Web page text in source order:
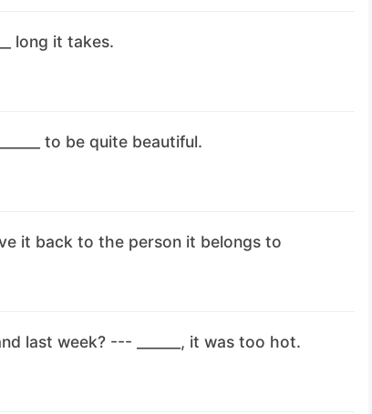
long it takes.
to be quite beautiful.
it back to the person it belongs to
last week? --- ______, it was too hot.